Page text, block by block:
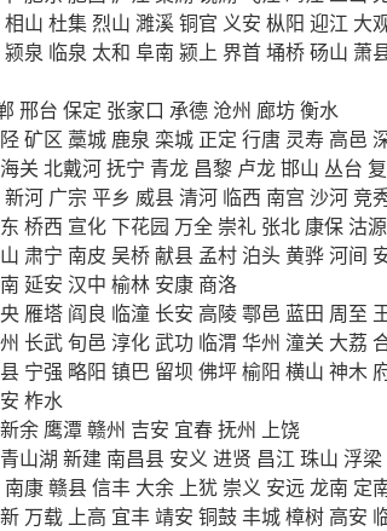
相山 杜集 烈山 濉溪铜官 义安 枞阳 迎江 大
颍泉 临泉 太和 阜南 颍上 界首埇桥砀山 萧
邢台 保定 张家口 承德 沧州 廊坊衡水
矿区 藁城 鹿泉 栾城 正定 行唐 灵寿 高邑
关 北戴河抚宁 青龙 昌黎 卢龙邯山 丛台
新河 广宗 平乡 威县清河 临西 南宫 沙河竞
桥西 宣化下花园 万全 崇礼 张北 康保 沽源
肃宁 南皮 吴桥献县 孟村 泊头黄骅河间
延安 汉中 榆林 安康 商洛
雁塔 阎良 临潼 长安 高陵鄠邑 蓝田 周至
长武旬邑 淳化武功 临渭 华州 潼关 大荔
宁强 略阳 镇巴 留坝 佛坪榆阳 横山 神木
柞水
新余 鹰潭赣州 吉安 宜春抚州 上饶
青山湖 新建 南昌县 安义 进贤 昌江 珠山 浮梁
南康赣县信丰 大余 上犹 崇义 安远 龙南 定
万载 上高 宜丰靖安 铜鼓丰城樟树 高安